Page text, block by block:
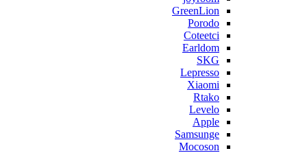
GreenLion
Porodo
Coteetci
Earldom
SKG
Lepresso
Xiaomi
Rtako
Levelo
Apple
Samsunge
Mocoson